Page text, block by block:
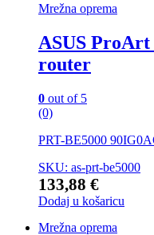
Mrežna oprema
ASUS
router
0 out of 5
(0)
PRT-BE5000
SKU: as-prt-be5000
133,88 €
Dodaj u košaricu
Mrežna oprema